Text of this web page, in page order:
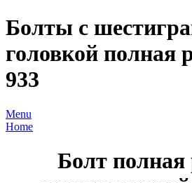
Болты с
головкой полная
933
Menu
Home
Болт полная